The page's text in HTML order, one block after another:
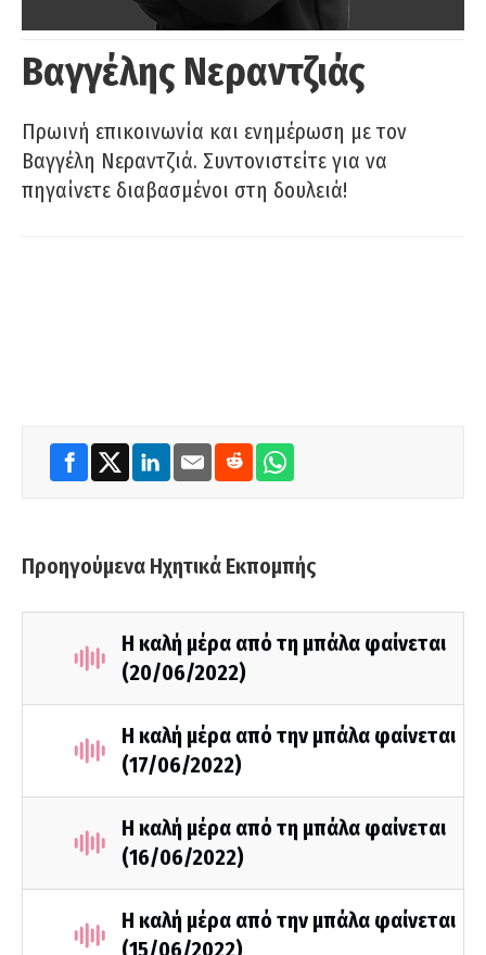
Βαγγέλης Νεραντζιάς
Πρωινή επικοινωνία και ενημέρωση με τον
Βαγγέλη Νεραντζιά. Συντονιστείτε για να
πηγαίνετε διαβασμένοι στη δουλειά!
Προηγούμενα Ηχητικά Εκπομπής
Η καλή μέρα από τη μπάλα φαίνεται
(20/06/2022)
Η καλή μέρα από την μπάλα φαίνεται
(17/06/2022)
Η καλή μέρα από τη μπάλα φαίνεται
(16/06/2022)
Η καλή μέρα από την μπάλα φαίνεται